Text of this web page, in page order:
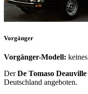
Vorgänger
Vorgänger-Modell: keines
DerDe Tomaso Deauville
Deutschland angeboten.